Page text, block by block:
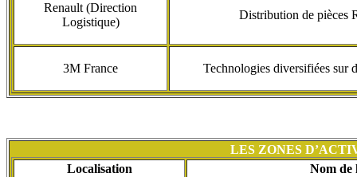
Renault (Direction
Logistique)
Distribution de pièces
3M France Technologies diversifiées sur
LES ZONES
Localisation
Nom de